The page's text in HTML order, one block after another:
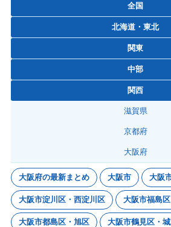
全国
北海道・東北
関東
中部
関西
滋賀県
京都府
大阪府
大阪府の最新まとめ 大阪市 大阪
大阪市淀川区・西淀川区 大阪市福島
大阪市都島区・旭区 大阪市鶴見区・